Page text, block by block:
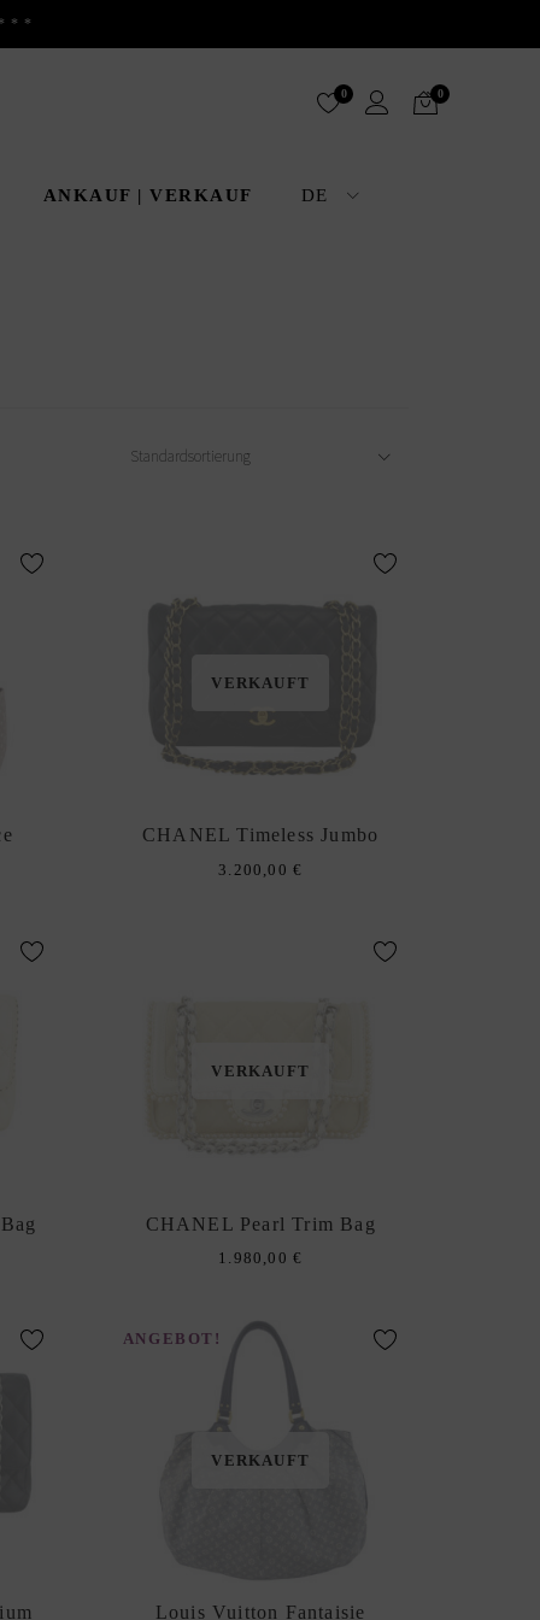
0 0
ANKAUF | VERKAUF DE
VERKAUFT
CHANEL Timeless Jumbo
3.200,00 €
VERKAUFT
CHANEL Pearl Trim Bag
1.980,00 €
VERKAUFT
Louis Vuitton Fantaisie
ANGEBOT!